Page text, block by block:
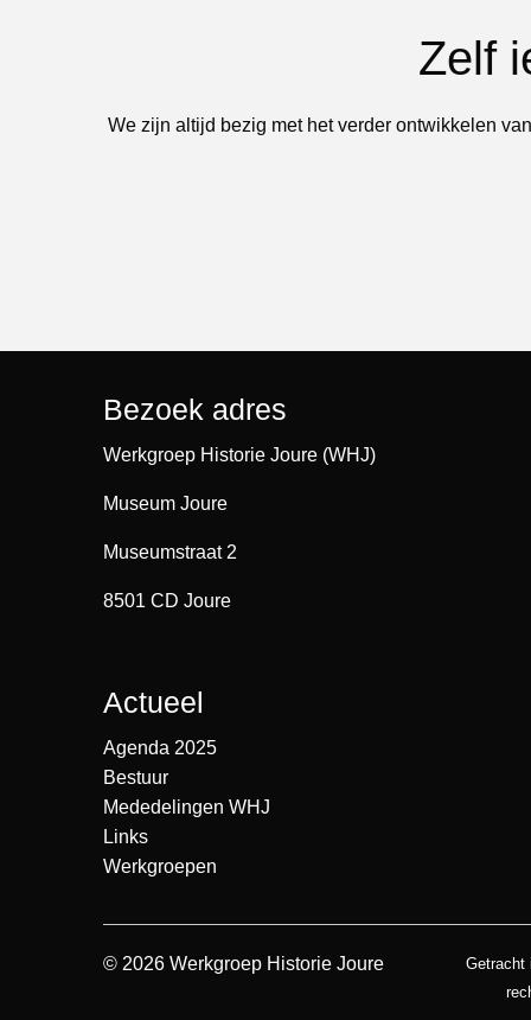
Zelf
We zijn altijd bezig met het verder ontwikkelen
Bezoek adres
Werkgroep Historie Joure (WHJ)
Museum Joure
Museumstraat 2
8501 CD Joure
Actueel
Agenda 2025
Bestuur
Mededelingen WHJ
Links
Werkgroepen
© 2026 Werkgroep Historie Joure
Getracht